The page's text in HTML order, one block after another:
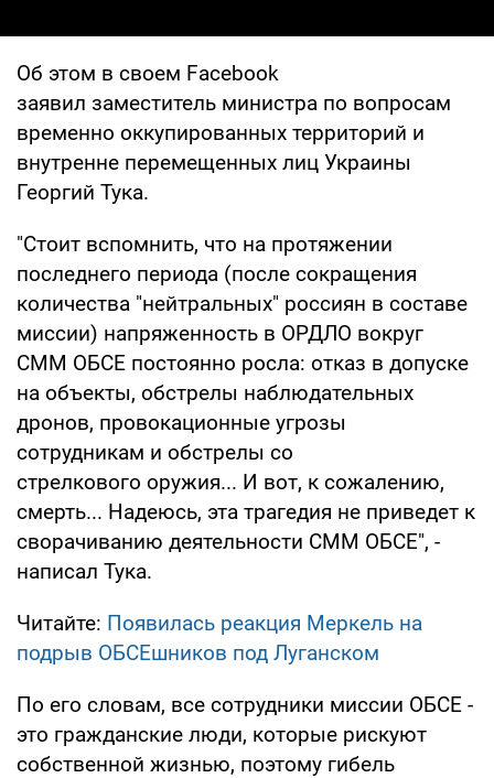
Об этом в своем Facebook
заявил заместитель министра по вопросам
временно оккупированных территорий и
внутренне перемещенных лиц Украины
Георгий Тука.
"Стоит вспомнить, что на протяжении
последнего периода (после сокращения
количества "нейтральных" россиян в составе
миссии) напряженность в ОРДЛО вокруг
СММ ОБСЕ постоянно росла: отказ в допуске
на объекты, обстрелы наблюдательных
дронов, провокационные угрозы
сотрудникам и обстрелы со
стрелкового оружия... И вот, к сожалению,
смерть... Надеюсь, эта трагедия не приведет к
сворачиванию деятельности СММ ОБСЕ", -
написал Тука.
Читайте: Появилась реакция Меркель на
подрыв ОБСЕшников под Луганском
По его словам, все сотрудники миссии ОБСЕ -
это гражданские люди, которые рискуют
собственной жизнью, поэтому гибель